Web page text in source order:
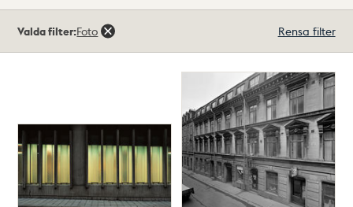
träffar
Valda filter:Foto Rensa filter